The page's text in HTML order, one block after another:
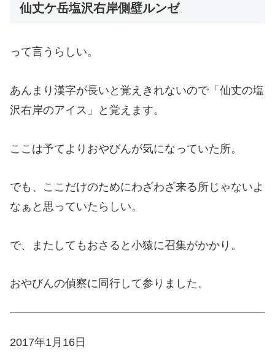
仙丈ケ岳塩沢右岸側壁ルンゼ
って言うらしい。
あんまり漢字が長いと覚えきれないので「仙丈の塩
沢右岸のアイス」と覚えます。
ここは予てよりおやびんが気になっていた所。
でも、ここだけのためにわざわざ来る所じゃないよ
なぁと思っていたらしい。
で、またしてもおさると小猿に召集がかかり。
おやびんの偵察に同行して参りました。
2017年1月16日